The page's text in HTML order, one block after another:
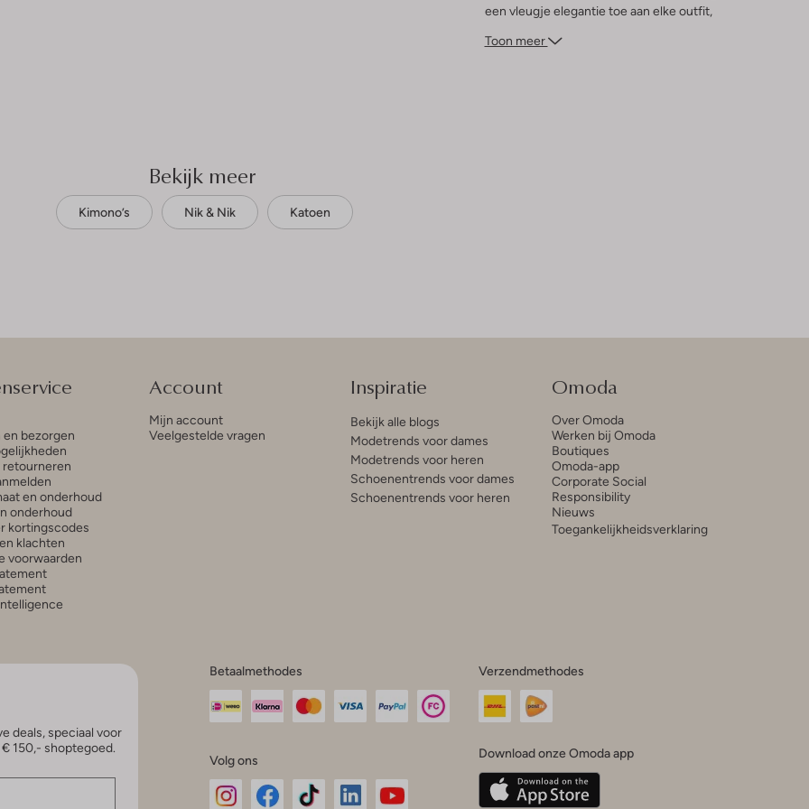
een vleugje elegantie toe aan elke outfit,
creativiteit de vrije loop en creëer
Toon meer
Bekijk meer
Kimono’s Nik & Nik Katoen
en bezorgen
retourneren
en onderhoud
onderhoud
kortingscodes
klachten
voorwaarden
Account
Mijn account
Veelgestelde vragen
Inspiratie
Bekijk alle blogs
Modetrends voor dames
Modetrends voor heren
Schoenentrends voor dames
Schoenentrends voor heren
Omoda
Over Omoda
Werken bij Omoda
Boutiques
Omoda-app
Corporate Social
Responsibility
Nieuws
Toegankelijkheidsverklaring
deals, speciaal voor
150,- shoptegoed.
Betaalmethodes
Volg ons
Verzendmethodes
Download onze Omoda app